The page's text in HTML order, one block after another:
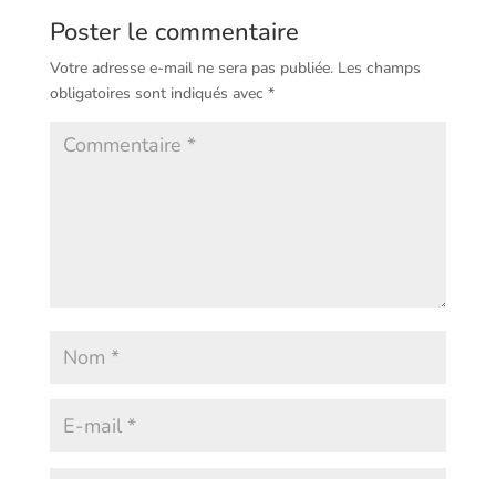
Poster le commentaire
Votre adresse e-mail ne sera pas publiée. Les champs
obligatoires sont indiqués avec *